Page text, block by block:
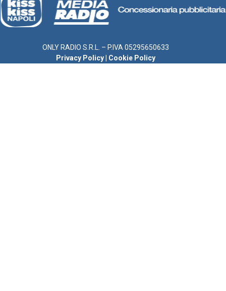
ONLY RADIO S.R.L. – P.IVA 05295650633
Privacy Policy
Cookie Policy